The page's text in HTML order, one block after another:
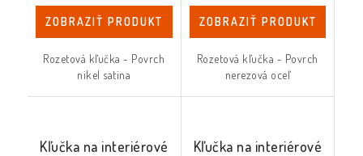
ZOBRAZIŤ PRODUKT
Rozetová kľučka - Povrch
nikel satina
ZOBRAZIŤ PRODUKT
Rozetová kľučka - Povrch
nerezová oceľ
Kľučka na interiérové
Kľučka na interiérové